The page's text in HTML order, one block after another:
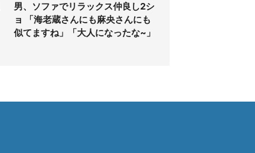
男、ソファでリラックス仲良し2シ
ョ 「海老蔵さんにも麻央さんにも
似てますね」「大人になったな~」